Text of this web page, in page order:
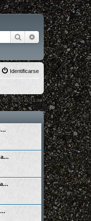
Buscar Búsqueda
Identificarse
08, 2026 8:31 am